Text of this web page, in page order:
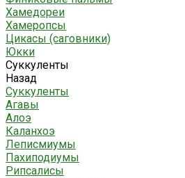
Хамедореи
Хамеропсы
Цикасы (саговники)
Юкки
Суккуленты
Назад
Суккуленты
Агавы
Алоэ
Каланхоэ
Леписмиумы
Пахиподиумы
Рипсалисы